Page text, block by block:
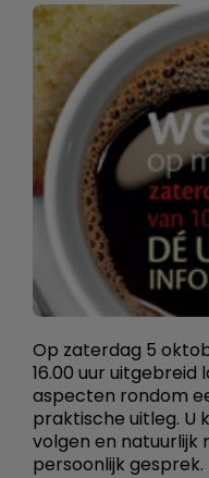
Op zaterdag 5
16.00 uur
aspecten rondom
praktische uitleg. U
volgen en natuurlijk
persoonlijk gesprek.